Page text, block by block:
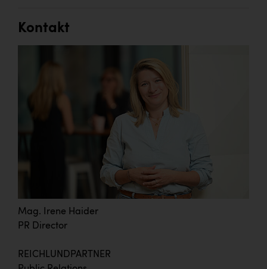
Kontakt
Mag. Irene Haider
PR Director
REICHLUNDPARTNER